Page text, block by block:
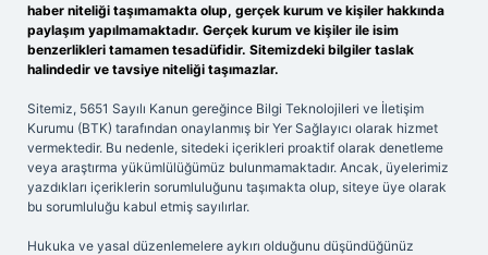
haber niteliği taşımamakta olup, gerçek kurum ve kişiler hakkında
paylaşım yapılmamaktadır. Gerçek kurum ve kişiler ile isim
benzerlikleri tamamen tesadüfidir. Sitemizdeki bilgiler taslak
halindedir ve tavsiye niteliği taşımazlar.
Sitemiz, 5651 Sayılı Kanun gereğince Bilgi Teknolojileri ve İletişim
Kurumu (BTK) tarafından onaylanmış bir Yer Sağlayıcı olarak hizmet
vermektedir. Bu nedenle, sitedeki içerikleri proaktif olarak denetleme
veya araştırma yükümlülüğümüz bulunmamaktadır. Ancak, üyelerimiz
yazdıkları içeriklerin sorumluluğunu taşımakta olup, siteye üye olarak
bu sorumluluğu kabul etmiş sayılırlar.
Hukuka ve yasal düzenlemelere aykırı olduğunu düşündüğünüz